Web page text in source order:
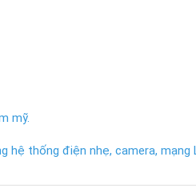
mỹ.
hệ thống điện nhẹ, camera,